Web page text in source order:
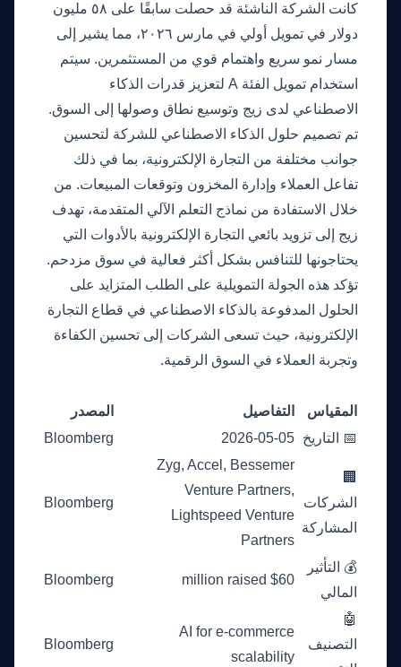
كانت الشركة الناشئة قد حصلت سابقًا على ٥٨ مليون
دولار في تمويل أولي في مارس ٢٠٢٦، مما يشير إلى
مسار نمو سريع واهتمام قوي من المستثمرين. سيتم
استخدام تمويل الفئة A لتعزيز قدرات الذكاء
الاصطناعي لدى زيج وتوسيع نطاق وصولها إلى السوق.
تم تصميم حلول الذكاء الاصطناعي للشركة لتحسين
جوانب مختلفة من التجارة الإلكترونية، بما في ذلك
تفاعل العملاء وإدارة المخزون وتوقعات المبيعات. من
خلال الاستفادة من نماذج التعلم الآلي المتقدمة، تهدف
زيج إلى تزويد بائعي التجارة الإلكترونية بالأدوات التي
يحتاجونها للتنافس بشكل أكثر فعالية في سوق مزدحم.
تؤكد هذه الجولة التمويلية على الطلب المتزايد على
الحلول المدفوعة بالذكاء الاصطناعي في قطاع التجارة
الإلكترونية، حيث تسعى الشركات إلى تحسين الكفاءة
وتجربة العملاء في السوق الرقمية.
المقياس التفاصيل
المصدر
📅 التاريخ 2026-05-05
Bloomberg
🏢
الشركات
المشاركة
Zyg, Accel, Bessemer
Venture Partners,
Lightspeed Venture
Partners
Bloomberg
💰 التأثير
المالي
$60 million raised
Bloomberg
🤖
التصنيف
AI for e-commerce
scalability
Bloomberg